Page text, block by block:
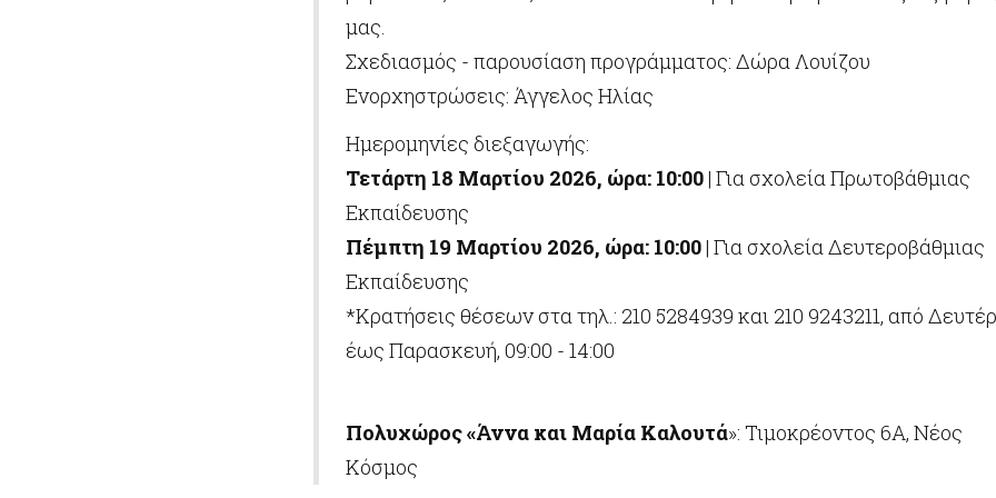
μας.
Σχεδιασμός - παρουσίαση προγράμματος: Δώρα Λουίζου
Ενορχηστρώσεις: Άγγελος Ηλίας
Ημερομηνίες διεξαγωγής:
Τετάρτη 18 Μαρτίου 2026, ώρα: 10:00| Για σχολεία Πρωτοβάθμιας
Εκπαίδευσης
Πέμπτη 19 Μαρτίου 2026, ώρα: 10:00| Για σχολεία Δευτεροβάθμιας
Εκπαίδευσης
*Κρατήσεις θέσεων στα τηλ.: 210 5284939 και 210 9243211, από
έως Παρασκευή, 09:00 - 14:00
Πολυχώρος «Άννα και Μαρία Καλουτά»: Τιμοκρέοντος 6Α, Νέος
Κόσμος